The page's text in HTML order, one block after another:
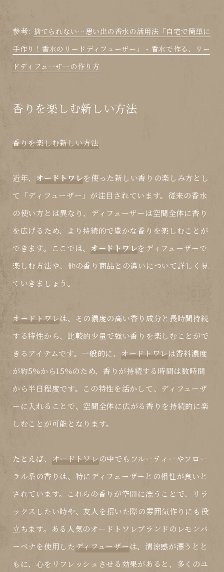
参考: 捨てられない…思い出の香水の活用法「自宅で簡単に
手作り！香水のリードディフューザー」 - 香水で作る、リー
ドディフューザーの作り方
香りを楽しむ新しい方法
香りを楽しむ新しい方法
近年、 オードトワレを使った新しい香りの楽しみ方とし
て「ディフューザー 」が注目されています。従来の香水
の使い方とは異なり、ディフューザーは空間全体に香り
を広げるため、より持続的で豊かな香りを楽しむことが
できます。ここでは、 オードトワレをディフューザーで
楽しむ方法や、他の香り商品との違いについて詳しく見
ていきましょう。
オードトワレは、その濃度の高い香り成分と長時間持続
する特性から、比較的少量で強い香りを楽しむことがで
きるアイテムです。一般的に、 オードトワレは香料濃度
が約5%から15%のため、香りが持続する時間は数時間
から半日程度です。この特性を活かして、 ディフューザ
ーに入れることで、空間全体に広がる香りを持続的に楽
しむことが可能となります。
たとえば、 オードトワレの中でもフルーティーやフロー
ラル系の香りは、特に ディフューザー との相性が良いと
されています。これらの香りが空間に漂うことで、リラ
ックスしたい時や、友人を招いた際の雰囲気作りにも役
立ちます。ある人気のオードトワレブランドのレモンバ
ーベナを使用した ディフューザーは、清涼感が漂うとと
もに、心をリフレッシュさせる効果があると、多くのユ